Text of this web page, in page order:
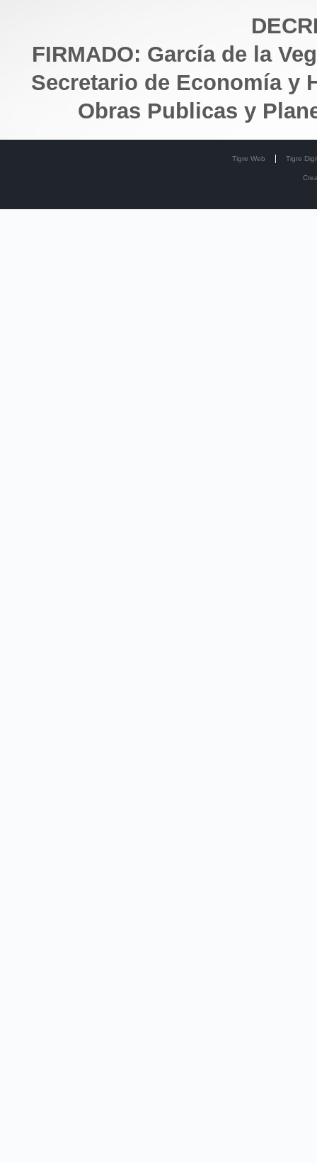
FIRMADO: García de la
Secretario de Economía y
Obras Publicas y
Tigre Web Tigre